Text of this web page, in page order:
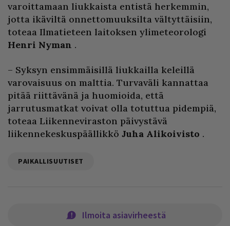
varoittamaan liukkaista entistä herkemmin,
jotta ikäviltä onnettomuuksilta vältyttäisiin,
toteaa Ilmatieteen laitoksen ylimeteorologi
Henri Nyman .
– Syksyn ensimmäisillä liukkailla keleillä
varovaisuus on malttia. Turvaväli kannattaa
pitää riittävänä ja huomioida, että
jarrutusmatkat voivat olla totuttua pidempiä,
toteaa Liikenneviraston päivystävä
liikennekeskuspäällikkö Juha Alikoivisto .
PAIKALLISUUTISET
Ilmoita asiavirheestä